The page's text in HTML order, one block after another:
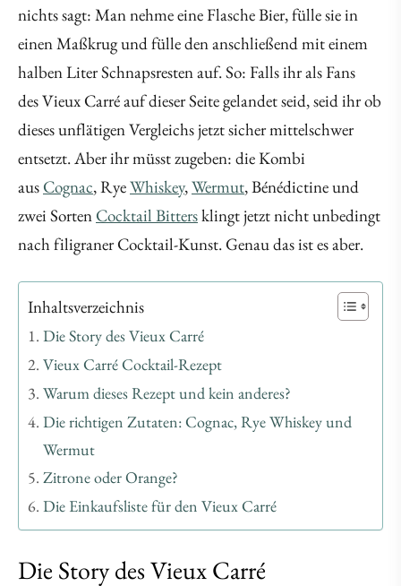
nichts sagt: Man nehme eine Flasche Bier, fülle sie in
einen Maßkrug und fülle den anschließend mit einem
halben Liter Schnapsresten auf. So: Falls ihr als Fans
des Vieux Carré auf dieser Seite gelandet seid, seid ihr ob
dieses unflätigen Vergleichs jetzt sicher mittelschwer
entsetzt. Aber ihr müsst zugeben: die Kombi
aus Cognac, RyeWhiskey,Wermut, Bénédictine und
zwei Sorten Cocktail Bittersklingt jetzt nicht unbedingt
nach filigraner Cocktail-Kunst. Genau das ist es aber.
Inhaltsverzeichnis
Die Story des Vieux Carré
Vieux Carré Cocktail-Rezept
Warum dieses Rezept und kein anderes?
Die richtigen Zutaten: Cognac, Rye Whiskey und
Wermut
Zitrone oder Orange?
Die Einkaufsliste für den Vieux Carré
Die Story des Vieux Carré